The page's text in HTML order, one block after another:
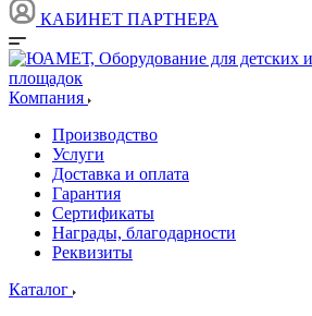
КАБИНЕТ ПАРТНЕРА
Компания
Производство
Услуги
Доставка и оплата
Гарантия
Сертификаты
Награды, благодарности
Реквизиты
Каталог